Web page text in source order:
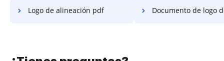
Logo de alineación pdf Documento de logo de